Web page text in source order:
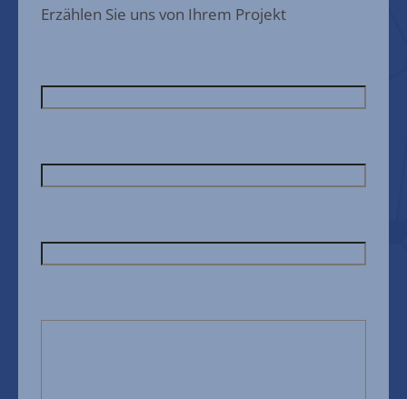
Erzählen Sie uns von Ihrem Projekt